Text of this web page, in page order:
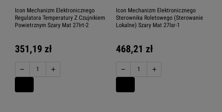
Icon Mechanizm Elektronicznego
Regulatora Temperatury Z Czujnikiem
Powietrznym Szary Mat 27Irt-2
351,19 zł
− +
Icon Mechanizm Elektronicznego
Sterownika Roletowego (Sterowanie
Lokalne) Szary Mat 27Isr-1
468,21 zł
− +